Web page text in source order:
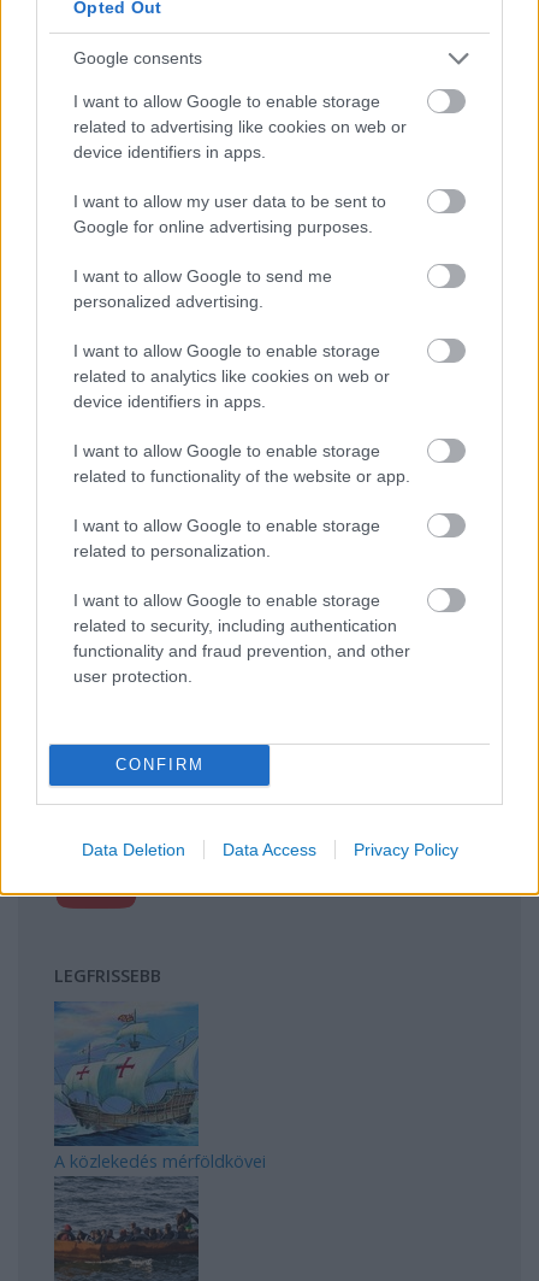
Opted Out
Google consents
I want to allow Google to enable storage
related to advertising like cookies on web or
device identifiers in apps.
I want to allow my user data to be sent to
Google for online advertising purposes.
I want to allow Google to send me
personalized advertising.
I want to allow Google to enable storage
related to analytics like cookies on web or
device identifiers in apps.
I want to allow Google to enable storage
related to functionality of the website or app.
I want to allow Google to enable storage
related to personalization.
I want to allow Google to enable storage
related to security, including authentication
functionality and fraud prevention, and other
user protection.
CONFIRM
Data Deletion Data Access Privacy Policy
Sem az államok, sem az Európai Unió, sem a
nemzetközi szervezetek nem nyújtottak még
egyértelmű iránymutatást arra vonatkozóan, hogy a
Tetszik 0
REAKTOR
Manaus: a dzsungel szívének városa
Az egygyermekes politika és Kína gazdasági
kihívásai
Mik alakítják a gondolkodásod? Avagy a kognitív
torzítások
A világ legveszélyesebb migrációs útvonalai: A
Közép-Mediterrán útvonal, A Darién-régió és az
A közlekedés mérföldkövei
FACEBOOK
LEGFRISSEBB
A közlekedés mérföldkövei